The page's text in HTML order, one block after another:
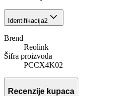
Identifikacija2
Brend
Reolink
Šifra proizvoda
PCCX4K02
Recenzije kupaca